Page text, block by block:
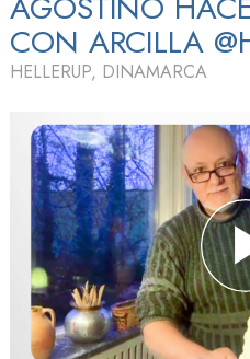
CON ARCILLA
HELLERUP, DINAMARCA